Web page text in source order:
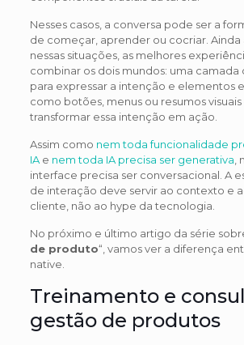
Nesses casos, a conversa pode ser a
de começar, aprender ou cocriar. Ainda
nessas situações, as melhores
combinar os dois mundos: uma camada
para expressar a intenção e elementos
como botões, menus ou resumos
transformar essa intenção em ação.
Assim como nem toda funcionalidade
IAe nem toda IA precisa ser generativa
interface precisa ser conversacional. A
de interação deve servir ao contexto e
cliente, não ao hype da tecnologia.
No próximo e último artigo da série
de produto“, vamos ver a diferença
native.
Treinamento e
gestão de produtos